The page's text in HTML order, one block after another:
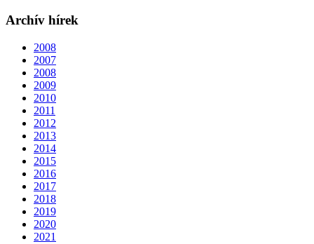
Archív hírek
2008
2007
2008
2009
2010
2011
2012
2013
2014
2015
2016
2017
2018
2019
2020
2021